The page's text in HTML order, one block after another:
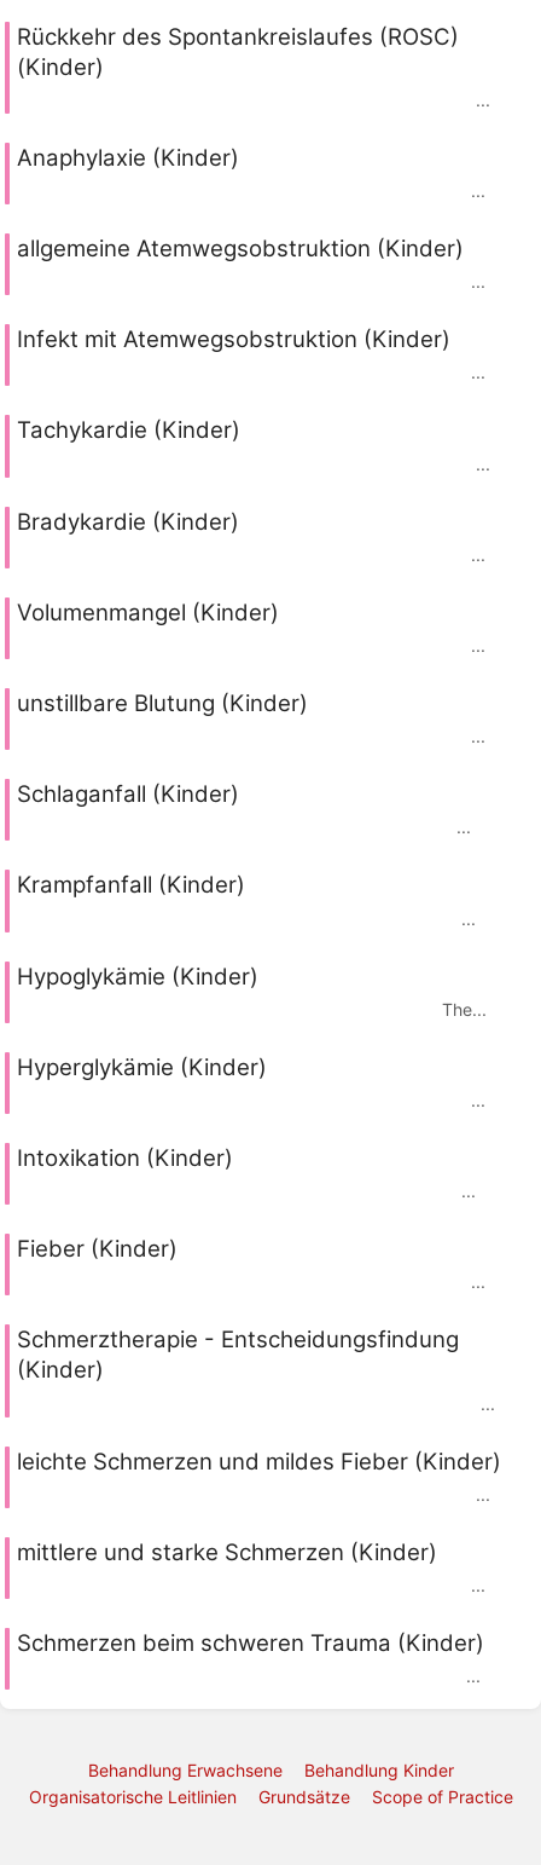
Rückkehr des Spontankreislaufes (ROSC)
(Kinder)
...
Anaphylaxie (Kinder)
...
allgemeine Atemwegsobstruktion (Kinder)
...
Infekt mit Atemwegsobstruktion (Kinder)
...
Tachykardie (Kinder)
...
Bradykardie (Kinder)
...
Volumenmangel (Kinder)
...
unstillbare Blutung (Kinder)
...
Schlaganfall (Kinder)
...
Krampfanfall (Kinder)
...
Hypoglykämie (Kinder)
The...
Hyperglykämie (Kinder)
...
Intoxikation (Kinder)
...
Fieber (Kinder)
...
Schmerztherapie - Entscheidungsfindung
(Kinder)
...
leichte Schmerzen und mildes Fieber (Kinder)
...
mittlere und starke Schmerzen (Kinder)
...
Schmerzen beim schweren Trauma (Kinder)
...
Behandlung Erwachsene
Behandlung Kinder
Organisatorische Leitlinien
Grundsätze Scope of Practice